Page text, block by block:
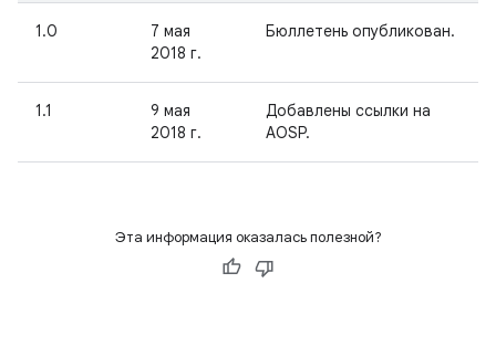
1.0
7 мая
2018 г.
Бюллетень опубликован.
1.1
9 мая
2018 г.
Добавлены ссылки на
AOSP.
Эта информация оказалась полезной?